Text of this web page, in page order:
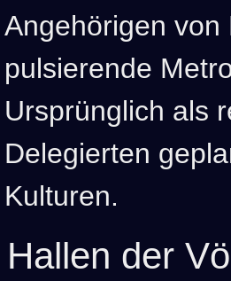
Angehörigen
pulsierende
Ursprünglich als
Delegierten
Kulturen.
Hallen der